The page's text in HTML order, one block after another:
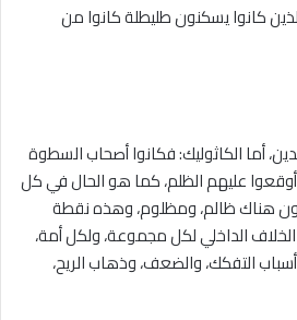
كانوا يسكنون طليطلة كانوا من
أما الكاثوليك: فكانوا أصحاب السطوة
وأوقعوا عليهم الظلم، كما هو الحال في كل
هناك ظالم، ومظلوم، وهذه نقطة
الداخلي لكل مجموعة، ولكل أمة،
التفكك، والضعف، وذهاب الريح،